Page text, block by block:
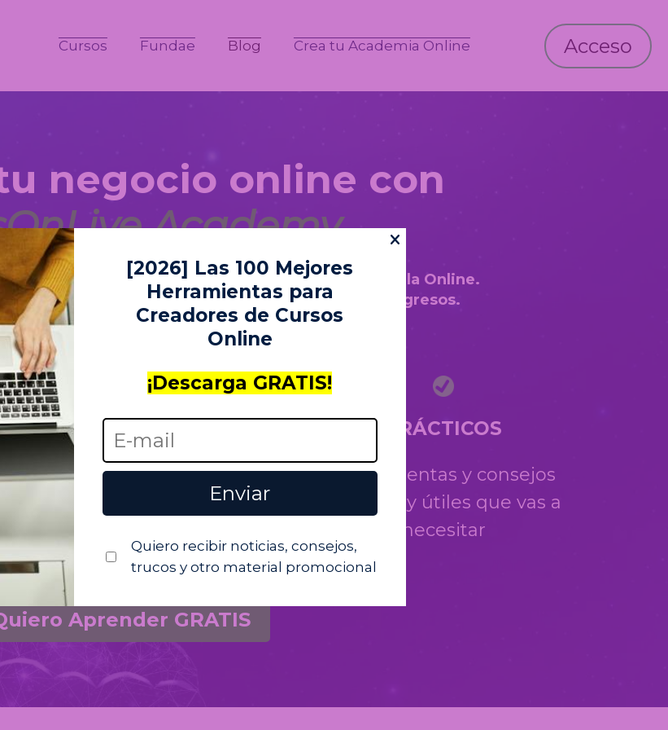
Cursos Fundae Blog Crea tu Academia Online Acceso
negocio online con
Academy
y marketing digital para hacer crecer tu Escuela Online.
podrás lograr más visibilidad, posicionamiento e ingresos.
SIN LIMITES
ilimitado y para toda
PRÁCTICOS
Herramientas y consejos
actuales y útiles que vas a
necesitar
Aprender GRATIS
[2026] Las 100 Mejores
Herramientas para
Creadores de Cursos
Online
¡Descarga GRATIS!
Enviar
Quiero recibir noticias, consejos,
trucos y otro material promocional